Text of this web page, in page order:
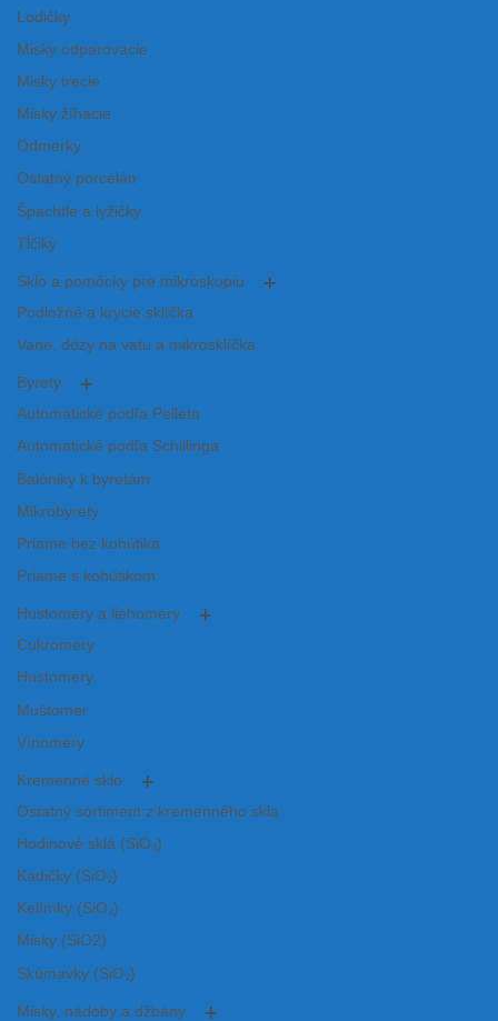
Lodičky
Misky odparovacie
Misky trecie
Misky žíhacie
Odmerky
Ostatný porcelán
Špachtle a lyžičky
Tĺčiky
Sklo a pomôcky pre mikroskopiu
Podložné a krycie sklíčka
Vane, dózy na vatu a mikrosklíčka
Byrety
Automatické podľa Pelleta
Automatické podľa Schillinga
Balóniky k byretám
Mikrobyrety
Priame bez kohútika
Priame s kohútikom
Hustomery a liehomery
Cukromery
Hustomery
Muštomer
Vínomery
Kremenné sklo
Ostatný sortiment z kremenného skla
Hodinové sklá (SiO₂)
Kadičky (SiO₂)
Kelímky (SiO₂)
Misky (SiO2)
Skúmavky (SiO₂)
Misky, nádoby a džbány